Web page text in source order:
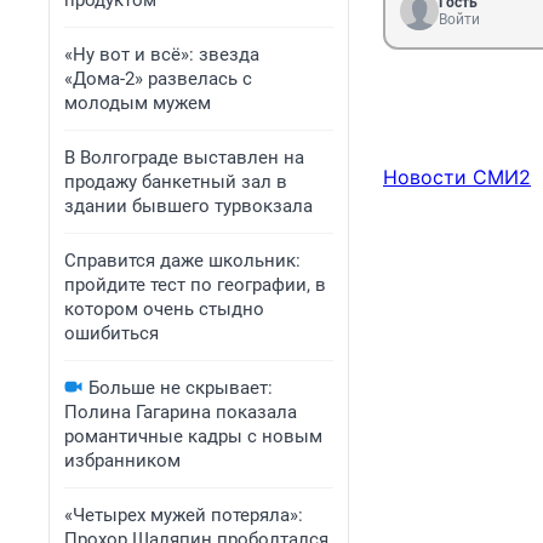
«Ну вот и всё»: звезда
«Дома-2» развелась с
молодым мужем
В Волгограде выставлен на
продажу банкетный зал в
здании бывшего турвокзала
Справится даже школьник:
пройдите тест по географии, в
котором очень стыдно
ошибиться
Больше не скрывает:
Полина Гагарина показала
романтичные кадры с новым
избранником
«Четырех мужей потеряла»:
Войти
Новости СМИ2